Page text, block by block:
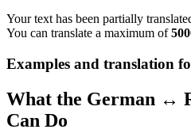
Your text has been partially
You can translate a maximum of
Examples and translation
What the German ↔
Can Do